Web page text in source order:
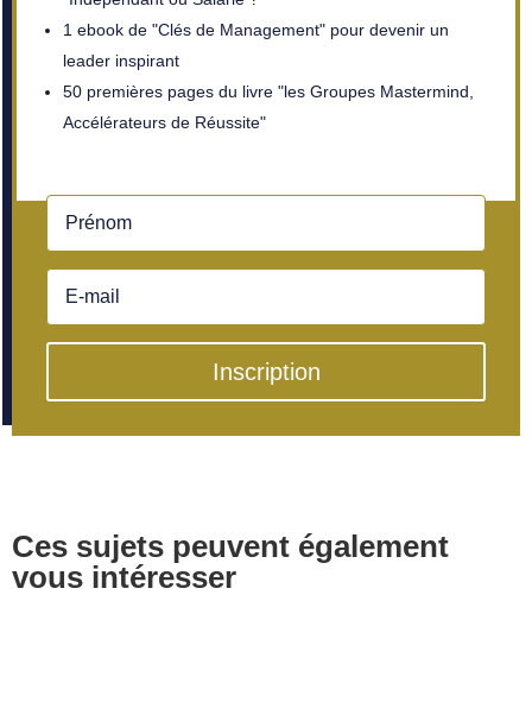
1 ebook de "Clés de Management" pour devenir un
leader inspirant
50 premières pages du livre "les Groupes Mastermind,
Accélérateurs de Réussite"
Inscription
Ces sujets peuvent également
vous intéresser